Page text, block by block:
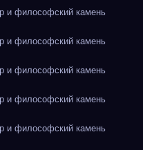
и философский камень
и философский камень
и философский камень
и философский камень
и философский камень